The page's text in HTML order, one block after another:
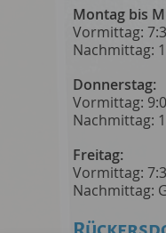
Montag bis
Vormittag:
Nachmittag:
Donnerstag:
Vormittag:
Nachmittag:
Freitag:
Vormittag:
Nachmittag: